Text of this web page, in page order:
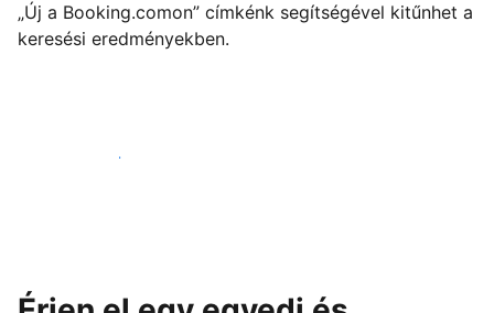
„Új a Booking.comon” címkénk segítségével kitűnhet a
keresési eredményekben.
Vágjon bele még ma